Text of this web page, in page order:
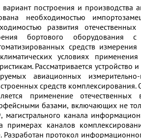
построения и производства
необходимостью
развития
бортового оборудования
средств
условиях
Рассматривается
авиационных
средств
применение
базами, включающих не
магистрального канала
примерах каналов
Разработан протокол